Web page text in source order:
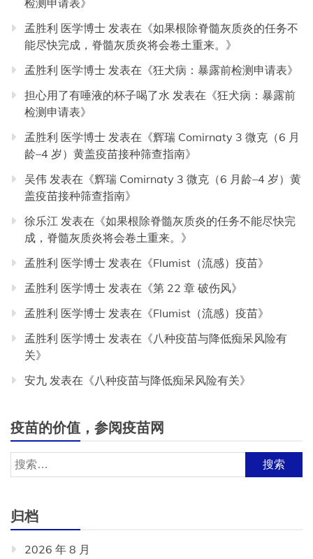
检测申请表》
孟胜利 医学博士 发表在《如果根除脊髓灰质炎的任务不
能尽快完成，脊髓灰质炎将会卷土重来。 》
孟胜利 医学博士 发表在《狂犬病：暴露前检测申请表》
担心用了有唾液的杯子喝了水 发表在《狂犬病：暴露前
检测申请表》
孟胜利 医学博士 发表在《辉瑞 Comirnaty 3 微克（6 月
龄–4 岁）黄盖疫苗接种筛查指南》
吴伟 发表在《辉瑞 Comirnaty 3 微克（6 月龄–4 岁）黄
盖疫苗接种筛查指南》
徐乐江 发表在《如果根除脊髓灰质炎的任务不能尽快完
成，脊髓灰质炎将会卷土重来。 》
孟胜利 医学博士 发表在《Flumist（流感）疫苗》
孟胜利 医学博士 发表在《第 22 章 破伤风》
孟胜利 医学博士 发表在《Flumist（流感）疫苗》
孟胜利 医学博士 发表在《八种疫苗与降低痴呆风险有
关》
安九 发表在《八种疫苗与降低痴呆风险有关》
疫苗的价值，参阅疫苗网
搜
索：
归档
2026 年 8 月